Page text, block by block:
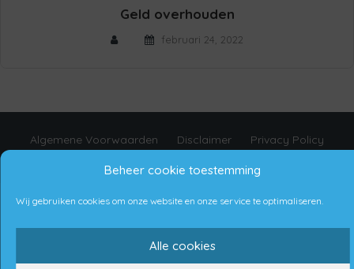
Beheer cookie toestemming
Wij gebruiken cookies om onze website en onze service te optimaliseren.
Alle cookies
Geld overhouden
februari 24, 2022
Algemene Voorwaarden Disclaimer
Privacy Policy
Copyright © 2021 Aanhangwagens Nederland
Proudly made by Bremic Digital Services